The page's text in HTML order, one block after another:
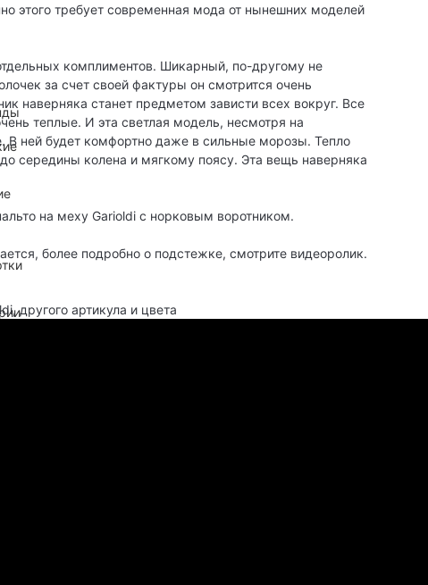
этого требует современная мода от нынешних моделей
комплиментов. Шикарный, по-другому не
за счет своей фактуры он смотрится очень
наверняка станет предметом зависти всех вокруг. Все
теплые. И эта светлая модель, несмотря на
В ней будет комфортно даже в сильные морозы. Тепло
середины колена и мягкому поясу. Эта вещь наверняка
на меху Garioldi с норковым воротником.
более подробно о подстежке, смотрите видеоролик.
другого артикула и цвета